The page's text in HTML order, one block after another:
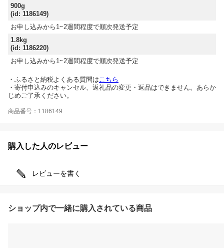
900g
(id: 1186149)
お申し込みから1~2週間程度で順次発送予定
1.8kg
(id: 1186220)
お申し込みから1~2週間程度で順次発送予定
・ふるさと納税よくある質問はこちら
・寄付申込みのキャンセル、返礼品の変更・返品はできません。あらか
じめご了承ください。
商品番号：1186149
購入した人のレビュー
レビューを書く
ショップ内で一緒に購入されている商品